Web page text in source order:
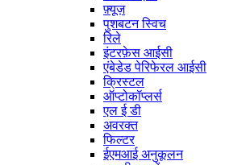
फ़्यूज़
पुशबटन स्विच
रिले
इंटरफ़ेस आईसी
एंबेडेड पेरिफेरल आईसी
क्रिस्टल
ऑप्टोकॉप्लर्स
एल ई डी
अवरक्त
फिल्टर
ईएमआई अनुकूलन